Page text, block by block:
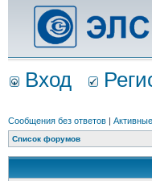
Вход
Сообщения без ответов |
Список форумов